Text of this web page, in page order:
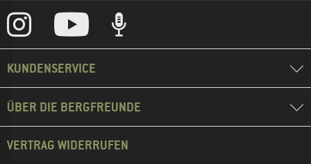
KUNDENSERVICE
ÜBER DIE BERGFREUNDE
VERTRAG WIDERRUFEN